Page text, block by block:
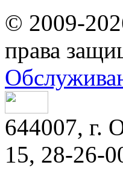
© 2009-
права
644007, г.
15, 28-26-